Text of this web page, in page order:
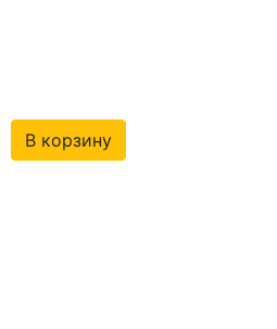
В корзину